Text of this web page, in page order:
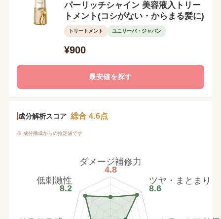
パーリッチシャイン 美容液入トリー
トメント(コシがない・からまる髪に)
トリートメント ユニリーバ・ジャパン
¥900
最安値を探す
成分解析スコア 総合 4.6点
※ 成分構成からの推定値です
ダメージ補修力
4.8
ツヤ・まとまり
8.6
低刺激性
8.2